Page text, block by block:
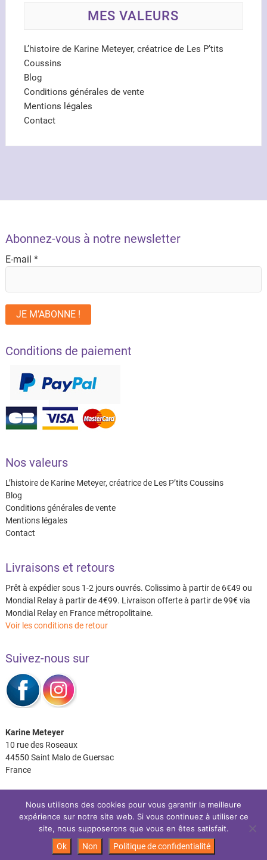
MES VALEURS
L’histoire de Karine Meteyer, créatrice de Les P’tits
Coussins
Blog
Conditions générales de vente
Mentions légales
Contact
Abonnez-vous à notre newsletter
E-mail *
Conditions de paiement
Nos valeurs
L’histoire de Karine Meteyer, créatrice de Les P’tits Coussins
Blog
Conditions générales de vente
Mentions légales
Contact
Livraisons et retours
Prêt à expédier sous 1-2 jours ouvrés. Colissimo à partir de 6€49 ou
Mondial Relay à partir de 4€99. Livraison offerte à partir de 99€ via
Mondial Relay en France métropolitaine.
Voir les conditions de retour
Suivez-nous sur
Karine Meteyer
10 rue des Roseaux
44550 Saint Malo de Guersac
France
Facebook
Instagram
Les P’tits Coussins | Site réalisé par:IDéales| © 2026
Nous utilisons des cookies pour vous garantir la meilleure
expérience sur notre site web. Si vous continuez à utiliser ce
site, nous supposerons que vous en êtes satisfait.
Ok
Non Politique de confidentialité